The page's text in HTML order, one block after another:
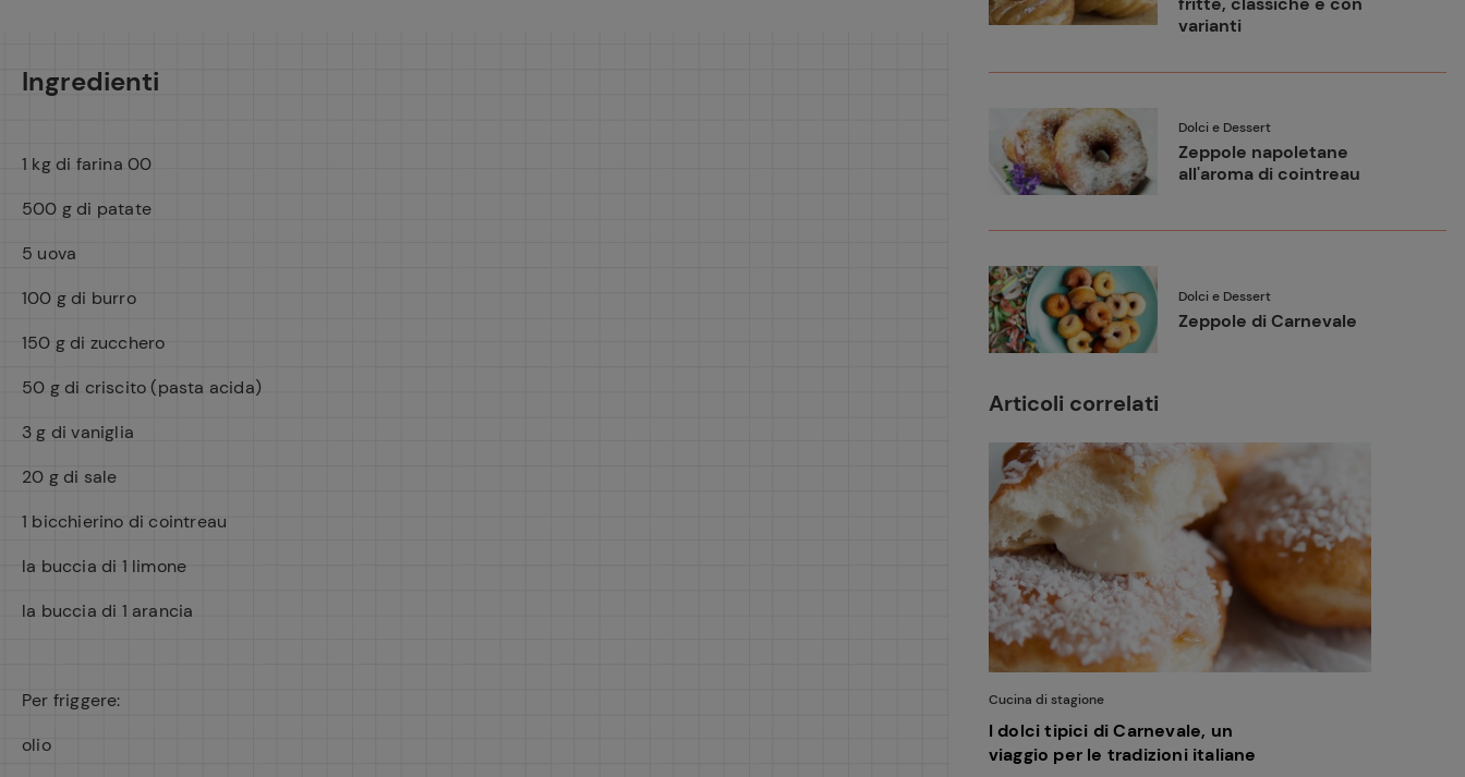
Ingredienti
1 kg di farina 00
500 g di patate
5 uova
100 g di burro
150 g di zucchero
50 g di criscito (pasta acida)
3 g di vaniglia
20 g di sale
1 bicchierino di cointreau
la buccia di 1 limone
la buccia di 1 arancia
Per friggere:
olio
varianti
Dolci e Dessert
Zeppole napoletane
all'aroma di cointreau
Dolci e Dessert
Zeppole di Carnevale
Articoli correlati
Cucina di stagione
I dolci tipici di Carnevale, un
viaggio per le tradizioni italiane